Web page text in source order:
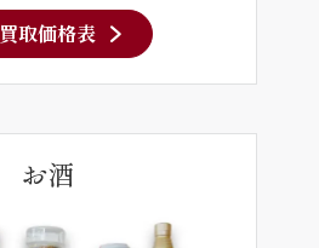
買取価格表
お酒